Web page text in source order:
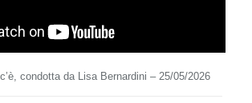
condotta da Lisa Bernardini – 25/05/2026